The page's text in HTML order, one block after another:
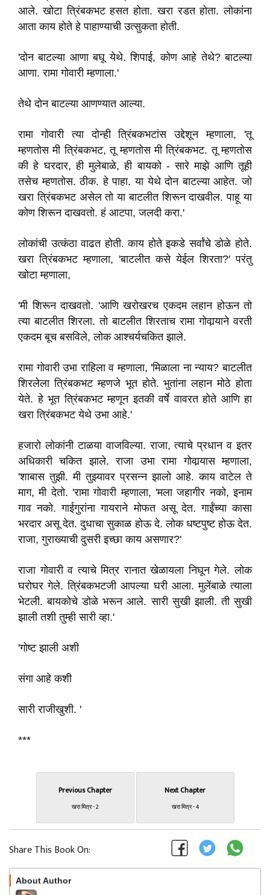
आले. खोटा त्रिंबकभट हसत होता. खरा रडत होता. लोकांना
आता काय होते हे पाहाण्याची उत्सुकता होती.
'दोन बाटल्या आणा बघू येथे. शिपाई, कोण आहे तेथे? बाटल्या
आणा. रामा गोवारी म्हणाला.'
तेथे दोन बाटल्या आणण्यात आल्या.
रामा गोवारी त्या दोन्ही त्रिंबकभटांस उद्देशून म्हणाला, 'तू
म्हणतोस मी त्रिंबकभट, तू म्हणतोस मी त्रिंबकभट. तू म्हणतोस
की हे घरदार, ही मुलेबाळे, ही बायको - सारे माझे आणि तूही
तसेच म्हणतोस. ठीक. हे पाहा. या येथे दोन बाटल्या आहेत. जो
खरा त्रिंबकभट असेल तो या बाटलीत शिरून दाखवील. पाहू या
कोण शिरून दाखवतो. हं आटपा, जलदी करा.'
लोकांची उत्कंठा वाढत होती. काय होते इकडे सर्वांचे डोळे होते.
खरा त्रिंबकभट म्हणाला, 'बाटलीत कसे येईल शिरता?' परंतु
खोटा म्हणाला,
'मी शिरून दाखवतो. 'आणि खरोखरच एकदम लहान होऊन तो
त्या बाटलीत शिरला. तो बाटलीत शिरताच रामा गोवार्‍याने वरती
एकदम बूच बसविले, लोक आश्चर्यचकित झाले.
रामा गोवारी उभा राहिला व म्हणाला, 'मिळाला ना न्याय? बाटलीत
शिरलेला त्रिंबकभट म्हणजे भूत होते. भुतांना लहान मोठे होता
येते. हे भूत त्रिंबकभट म्हणून इतकी वर्षे वावरत होते आणि हा
खरा त्रिंबकभट येथे उभा आहे.'
हजारो लोकांनी टाळया वाजविल्या. राजा, त्याचे प्रधान व इतर
अधिकारी चकित झाले. राजा उभा रामा गोवार्‍यास म्हणाला,
'शाबास तुझी. मी तुझ्यावर प्रसन्न झालो आहे. काय वाटेल ते
माग, मी देतो. 'रामा गोवारी म्हणाला, 'मला जहागीर नको, इनाम
गाव नको. गाईगुरांना गायराने मोफत असू देत. गाईंच्या कासा
भरदार असू देत. दुधाचा सुकाळ होऊ दे. लोक धष्टपुष्ट होऊ देत.
राजा, गुराख्याची दुसरी इच्छा काय असणार?'
राजा गोवारी व त्याचे मित्र रानात खेळायला निघून गेले. लोक
घरोघर गेले. त्रिंबकभटजी आपल्या घरी आला. मुलेंबाळे त्याला
भेटली. बायकोचे डोळे भरून आले. सारी सुखी झाली. ती सुखी
झाली तशी तुम्ही सारी व्हा.'
'गोष्ट झाली अशी
संगा आहे कशी
सारी राजीखुशी. '
***
Previous Chapter
खरा मित्र - 2
Next Chapter
खरा मित्र - 4
Share This Book On:
About Author